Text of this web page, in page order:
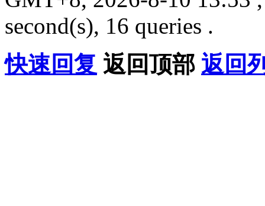
second(s), 16 queries .
快速回复 返回顶部 返回